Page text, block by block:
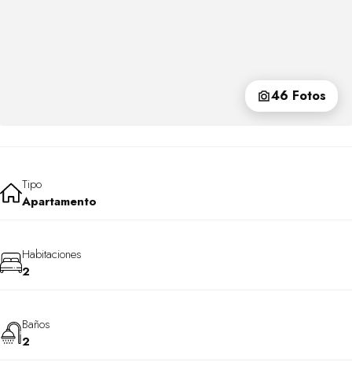
46 Fotos
Tipo
Apartamento
Habitaciones
2
Baños
2